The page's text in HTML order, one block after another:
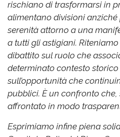
rischiano di trasformarsi in
alimentano divisioni
serenità attorno a una
a tutti gli astigiani.
dibattito sul ruolo che
determinato contesto
sull’opportunità che
pubblici. È un confronto
affrontato in modo
Esprimiamo infine piena